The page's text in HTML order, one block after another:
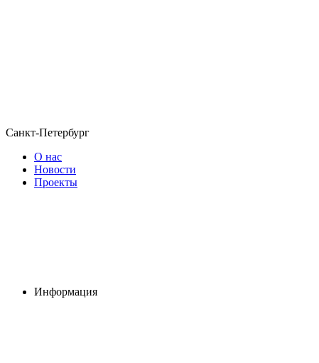
Санкт-Петербург
О нас
Новости
Проекты
Информация